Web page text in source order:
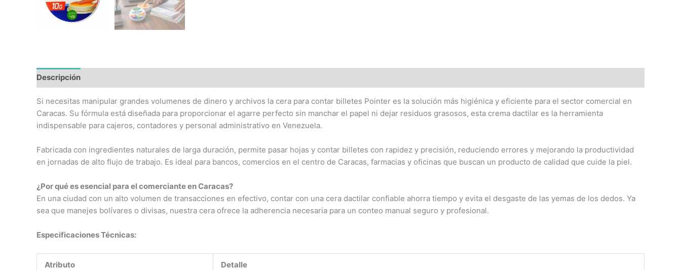
Descripción
Si necesitas manipular grandes volumenes de dinero y archivos la cera para contar billetes Pointer es la solución más higiénica y eficiente para el sector comercial en
Caracas. Su fórmula está diseñada para proporcionar el agarre perfecto sin manchar el papel ni dejar residuos grasosos, esta crema dactilar es la herramienta
indispensable para cajeros, contadores y personal administrativo en Venezuela.
Fabricada con ingredientes naturales de larga duración, permite pasar hojas y contar billetes con rapidez y precisión, reduciendo errores y mejorando la productividad
en jornadas de alto flujo de trabajo. Es ideal para bancos, comercios en el centro de Caracas, farmacias y oficinas que buscan un producto de calidad que cuide la piel.
¿Por qué es esencial para el comerciante en Caracas?
En una ciudad con un alto volumen de transacciones en efectivo, contar con una cera dactilar confiable ahorra tiempo y evita el desgaste de las yemas de los dedos. Ya
sea que manejes bolívares o divisas, nuestra cera ofrece la adherencia necesaria para un conteo manual seguro y profesional.
Especificaciones Técnicas:
Atributo Detalle